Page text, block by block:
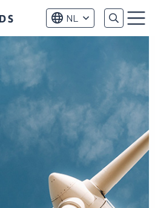
of
Minds
logo
NL Menu